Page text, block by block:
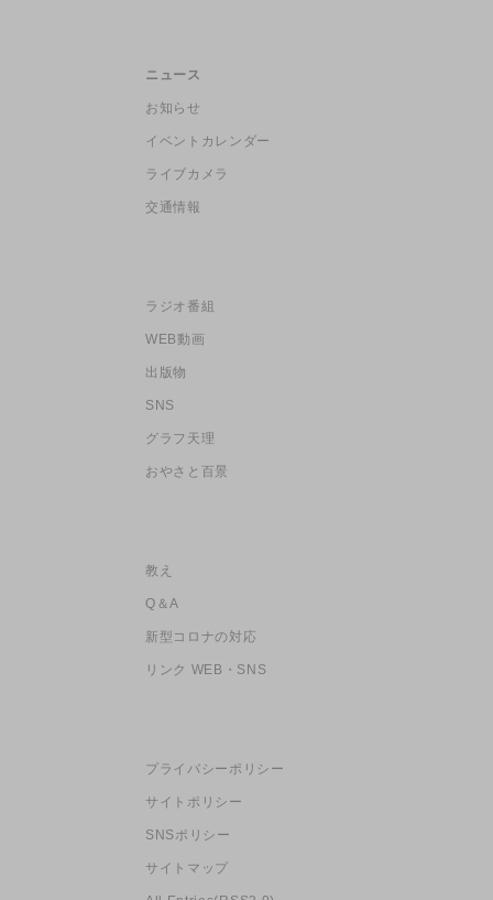
ニュース
お知らせ
イベントカレンダー
ライブカメラ
交通情報
ラジオ番組
WEB動画
出版物
SNS
グラフ天理
おやさと百景
教え
Q＆A
新型コロナの対応
リンク WEB・SNS
プライバシーポリシー
サイトポリシー
SNSポリシー
サイトマップ